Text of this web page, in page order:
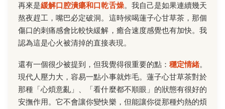
再來是緩解口腔潰瘍和口乾舌燥。我自己是如果連續幾天
熬夜趕工，嘴巴必定破洞。這時候喝蓮子心甘草茶，那個
傷口的刺痛感會比較快緩解，癒合速度感覺也有加快。我
認為這是心火被清掉的直接表現。
還有一個很少被提到，但我覺得很重要的點： 穩定情緒。
現代人壓力大，容易一點小事就炸毛。蓮子心甘草茶對於
那種「心煩意亂」、「看什麼都不順眼」的狀態有很好的
安撫作用。它不會讓你變快樂，但能讓你從那種灼熱的煩